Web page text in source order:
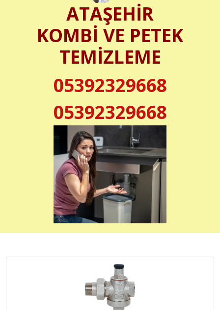
ATAŞEHİR
KOMBİ VE PETEK
TEMİZLEME
05392329668
05392329668